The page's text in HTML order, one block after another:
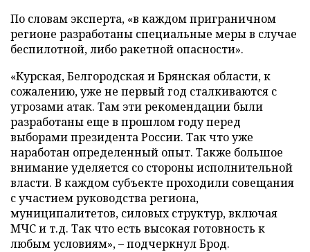
По словам эксперта, «в каждом приграничном
регионе разработаны специальные меры в случае
беспилотной, либо ракетной опасности».
«Курская, Белгородская и Брянская области, к
сожалению, уже не первый год сталкиваются с
угрозами атак. Там эти рекомендации были
разработаны еще в прошлом году перед
выборами президента России. Так что уже
наработан определенный опыт. Также большое
внимание уделяется со стороны исполнительной
власти. В каждом субъекте проходили совещания
с участием руководства региона,
муниципалитетов, силовых структур, включая
МЧС и т.д. Так что есть высокая готовность к
любым условиям», – подчеркнул Брод.